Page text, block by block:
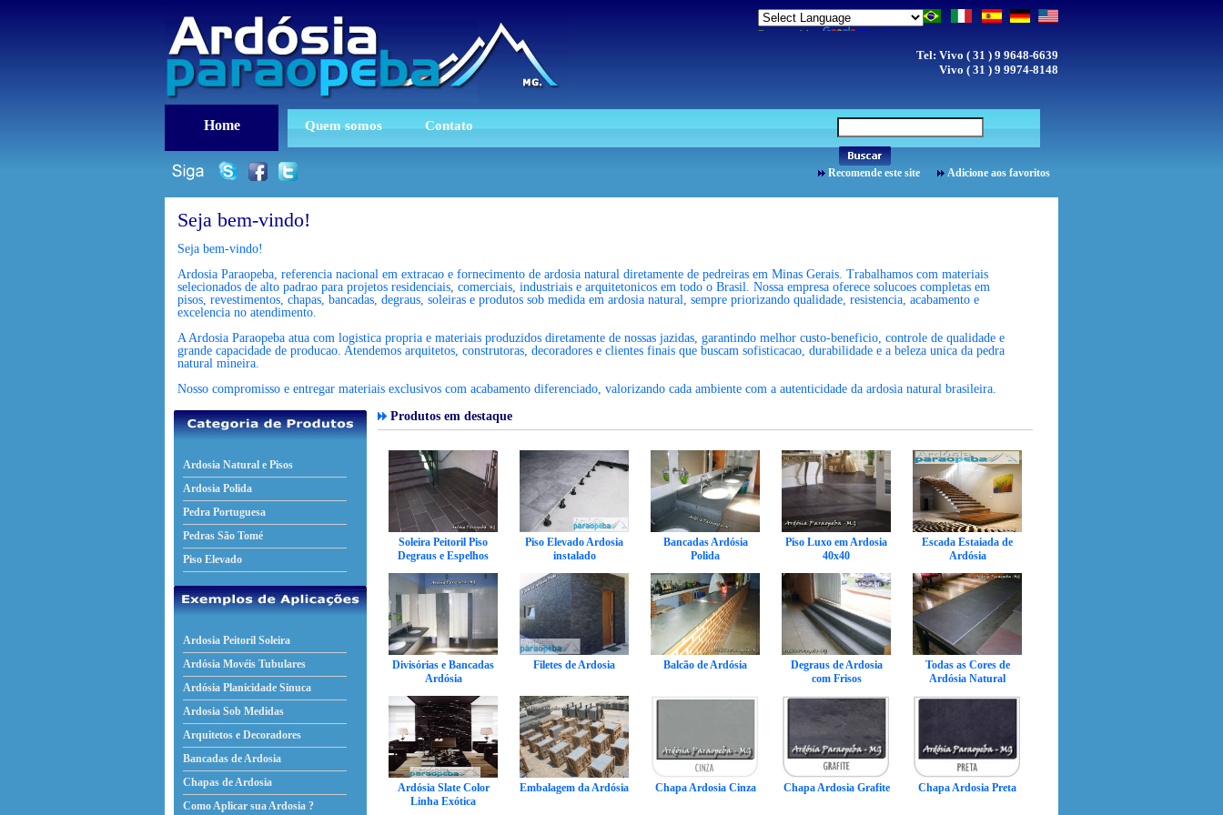
Powered by Translate
Tel: Vivo ( 31 ) 9 9648-6639
Vivo ( 31 ) 9 9974-8148
Home Quem somos Contato
Recomende este site Adicione aos favoritos
Seja bem-vindo!
Seja bem-vindo!
Ardosia Paraopeba, referencia nacional em extracao e fornecimento de ardosia natural diretamente de pedreiras em Minas Gerais. Trabalhamos com materiais
selecionados de alto padrao para projetos residenciais, comerciais, industriais e arquitetonicos em todo o Brasil. Nossa empresa oferece solucoes completas em
pisos, revestimentos, chapas, bancadas, degraus, soleiras e produtos sob medida em ardosia natural, sempre priorizando qualidade, resistencia, acabamento e
excelencia no atendimento.
A Ardosia Paraopeba atua com logistica propria e materiais produzidos diretamente de nossas jazidas, garantindo melhor custo-beneficio, controle de qualidade e
grande capacidade de producao. Atendemos arquitetos, construtoras, decoradores e clientes finais que buscam sofisticacao, durabilidade e a beleza unica da pedra
natural mineira.
Nosso compromisso e entregar materiais exclusivos com acabamento diferenciado, valorizando cada ambiente com a autenticidade da ardosia natural brasileira.
Ardosia Natural e Pisos
Ardosia Polida
Pedra Portuguesa
Pedras São Tomé
Piso Elevado
Ardosia Peitoril Soleira
Ardósia Movéis Tubulares
Ardósia Planicidade Sinuca
Ardosia Sob Medidas
Arquitetos e Decoradores
Bancadas de Ardosia
Chapas de Ardosia
Como Aplicar sua Ardosia ?
Produtos em destaque
Soleira Peitoril Piso
Degraus e Espelhos
Piso Elevado Ardosia
instalado
Bancadas Ardósia
Polida
Piso Luxo em Ardosia
40x40
Escada Estaiada de
Ardósia
Divisórias e Bancadas
Ardósia
Filetes de Ardosia Balcão de Ardósia
Degraus de Ardosia
com Frisos
Todas as Cores de
Ardósia Natural
Ardósia Slate Color
Linha Exótica
Embalagem da Ardósia Chapa Ardosia Cinza Chapa Ardosia Grafite Chapa Ardosia Preta